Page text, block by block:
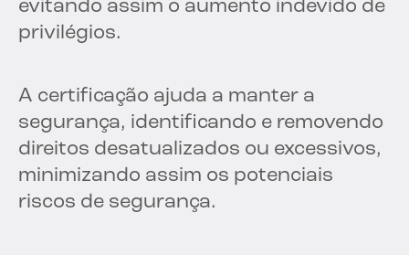
evitando assim o aumento indevido de
privilégios.
A certificação ajuda a manter a
segurança, identificando e removendo
direitos desatualizados ou excessivos,
minimizando assim os potenciais
riscos de segurança.